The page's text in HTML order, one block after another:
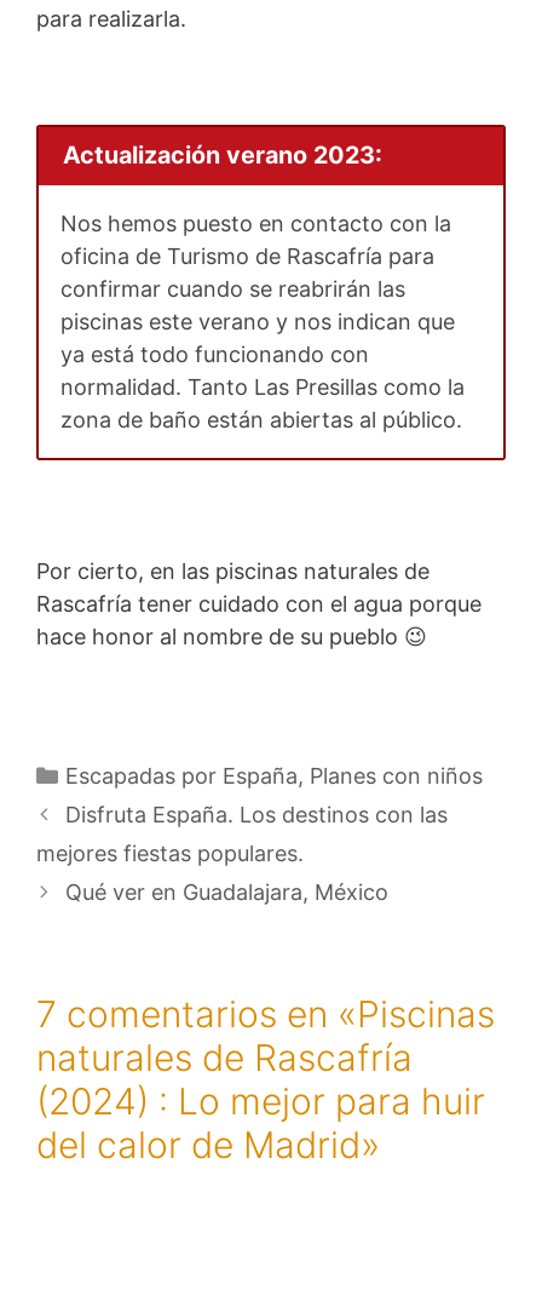
para realizarla.
Actualización verano 2023:
Nos hemos puesto en contacto con la
oficina de Turismo de Rascafría para
confirmar cuando se reabrirán las
piscinas este verano y nos indican que
ya está todo funcionando con
normalidad. Tanto Las Presillas como la
zona de baño están abiertas al público.
Por cierto, en las piscinas naturales de
Rascafría tener cuidado con el agua porque
hace honor al nombre de su pueblo 😉
Categorías
Escapadas por España, Planes con niños
Disfruta España. Los destinos con las
mejores fiestas populares.
Qué ver en Guadalajara, México
7 comentarios en «Piscinas
naturales de Rascafría
(2024) : Lo mejor para huir
del calor de Madrid»